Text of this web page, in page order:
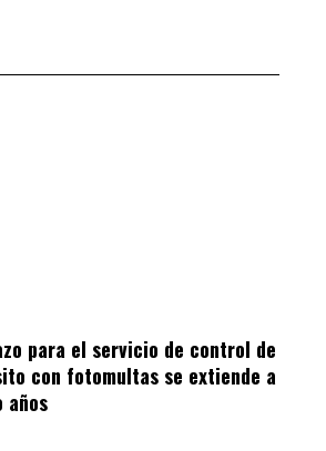
para el servicio de control de
con fotomultas se extiende a
años